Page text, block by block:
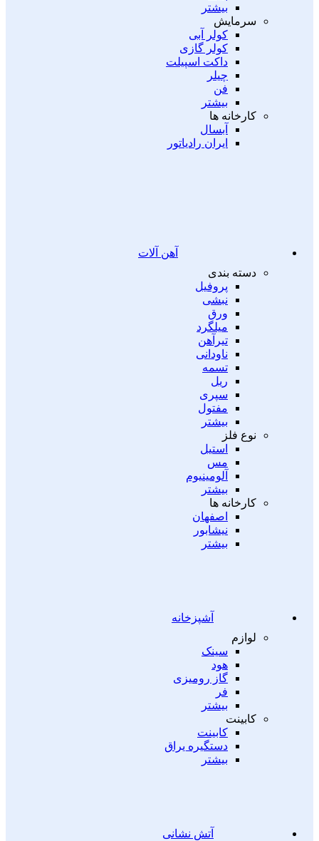
بیشتر
سرمایش
کولر آبی
کولر گازی
داکت اسپیلت
چیلر
فن
بیشتر
کارخانه ها
آبسال
ایران رادیاتور
آهن آلات
دسته بندی
پروفیل
نبشی
ورق
میلگرد
تیرآهن
ناودانی
تسمه
ریل
سپری
مفتول
بیشتر
نوع فلز
استیل
مس
آلومینیوم
بیشتر
کارخانه ها
اصفهان
نیشابور
بیشتر
آشپزخانه
لوازم
سینک
هود
گاز رومیزی
فر
بیشتر
کابینت
کابینت
دستگیره یراق
بیشتر
آتش نشانی